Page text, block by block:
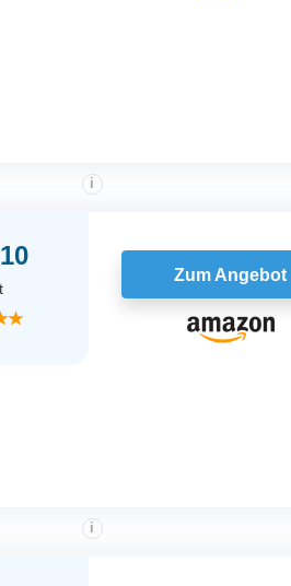
i
Zum Angebot
i